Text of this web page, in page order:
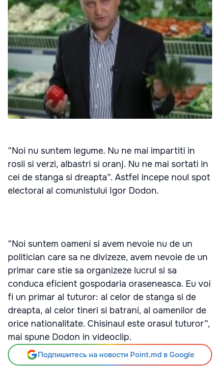
”Noi nu suntem legume. Nu ne mai impartiti in
rosii si verzi, albastri si oranj. Nu ne mai sortati in
cei de stanga si dreapta”. Astfel incepe noul spot
electoral al comunistului Igor Dodon.
”Noi suntem oameni si avem nevoie nu de un
politician care sa ne divizeze, avem nevoie de un
primar care stie sa organizeze lucrul si sa
conduca eficient gospodaria oraseneasca. Eu voi
fi un primar al tuturor: al celor de stanga si de
dreapta, al celor tineri si batrani, al oamenilor de
orice nationalitate. Chisinaul este orasul tuturor”,
mai spune Dodon in videoclip.
Подпишитесь на новости Point.md в Google